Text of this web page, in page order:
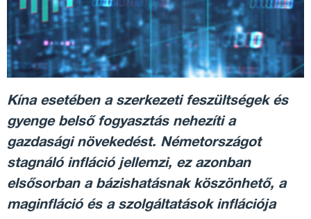
Kína esetében a szerkezeti feszültségek és
gyenge belső fogyasztás nehezíti a
gazdasági növekedést. Németországot
stagnáló infláció jellemzi, ez azonban
elsősorban a bázishatásnak köszönhető, a
maginfláció és a szolgáltatások inflációja